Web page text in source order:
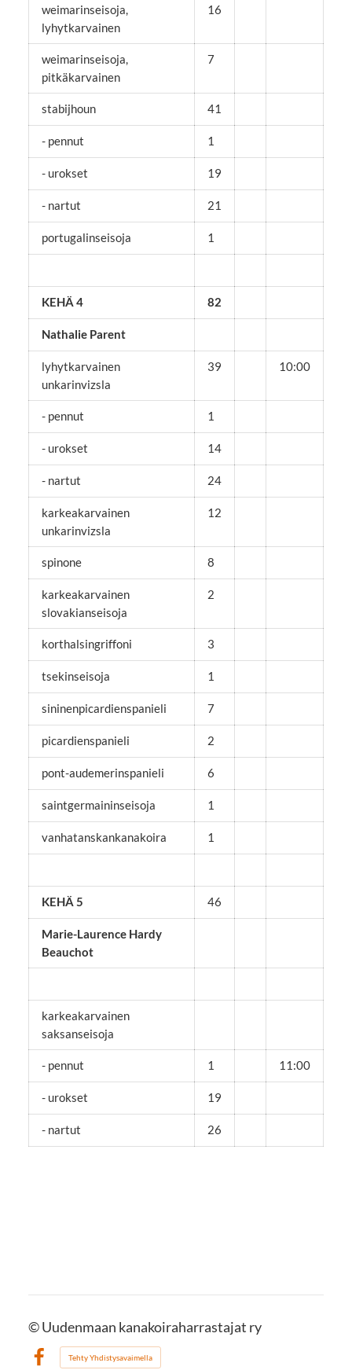
weimarinseisoja,
lyhytkarvainen
16
weimarinseisoja,
pitkäkarvainen
7
stabijhoun 41
- pennut 1
- urokset 19
- nartut 21
portugalinseisoja 1
KEHÄ 4 82
Nathalie Parent
lyhytkarvainen
unkarinvizsla
39 10:00
- pennut 1
- urokset 14
- nartut 24
karkeakarvainen
unkarinvizsla
12
spinone 8
karkeakarvainen
slovakianseisoja
2
korthalsingriffoni 3
tsekinseisoja 1
sininenpicardienspanieli 7
picardienspanieli 2
pont-audemerinspanieli 6
saintgermaininseisoja 1
vanhatanskankanakoira 1
KEHÄ 5 46
Marie-Laurence Hardy
Beauchot
karkeakarvainen
saksanseisoja
- pennut 1 11:00
- urokset 19
- nartut 26
©Uudenmaan kanakoiraharrastajat ry
Tehty Yhdistysavaimella